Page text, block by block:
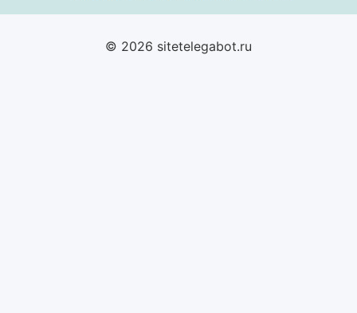
© 2026 sitetelegabot.ru